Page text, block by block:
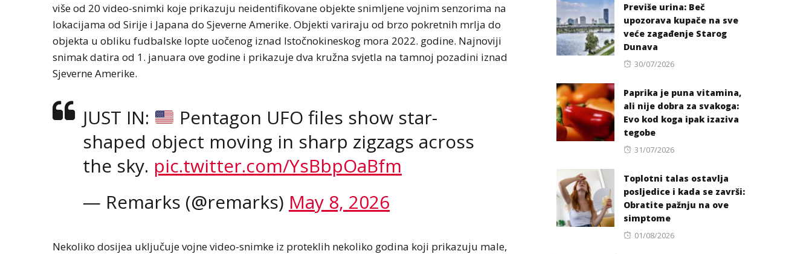
više od 20 video-snimki koje prikazuju neidentifikovane objekte snimljene vojnim senzorima na
lokacijama od Sirije i Japana do Sjeverne Amerike. Objekti variraju od brzo pokretnih mrlja do
objekta u obliku fudbalske lopte uočenog iznad Istočnokineskog mora 2022. godine. Najnoviji
snimak datira od 1. januara ove godine i prikazuje dva kružna svjetla na tamnoj pozadini iznad
Sjeverne Amerike.
JUST IN:
Pentagon UFO files show star-
shaped object moving in sharp zigzags across
the sky. pic.twitter.com/YsBbpOaBfm
— Remarks (@remarks) May 8, 2026
Nekoliko dosijea uključuje vojne video-snimke iz proteklih nekoliko godina koji prikazuju male,
Previše urina: Beč
upozorava kupače na sve
veće zagađenje Starog
Dunava
Posted
30/07/2026
Paprika je puna vitamina,
ali nije dobra za svakoga:
Evo kod koga ipak izaziva
tegobe
Posted
31/07/2026
Toplotni talas ostavlja
posljedice i kada se završi:
Obratite pažnju na ove
simptome
Posted
01/08/2026